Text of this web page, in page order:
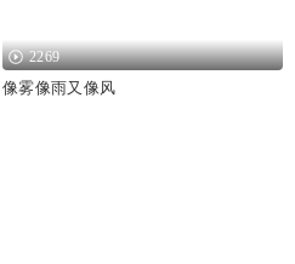
2269
像雾像雨又像风